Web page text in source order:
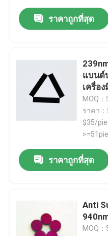
ควบคุมคุณภาพ
ขออ้าง
ฟลูเรสเซนซ์ แบนด์ปาสฟิ
ราคาถูกที่สุด
แบนด์
เครื่อ
MOQ
ราคา
$35/
ราคาถูกที่สุด
Anti
MOQ